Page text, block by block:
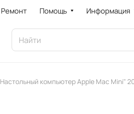
Ремонт Помощь Информация
Настольный компьютер Apple Mac Mini"